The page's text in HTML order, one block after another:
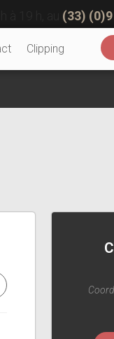
(33) (0)9
Clipping